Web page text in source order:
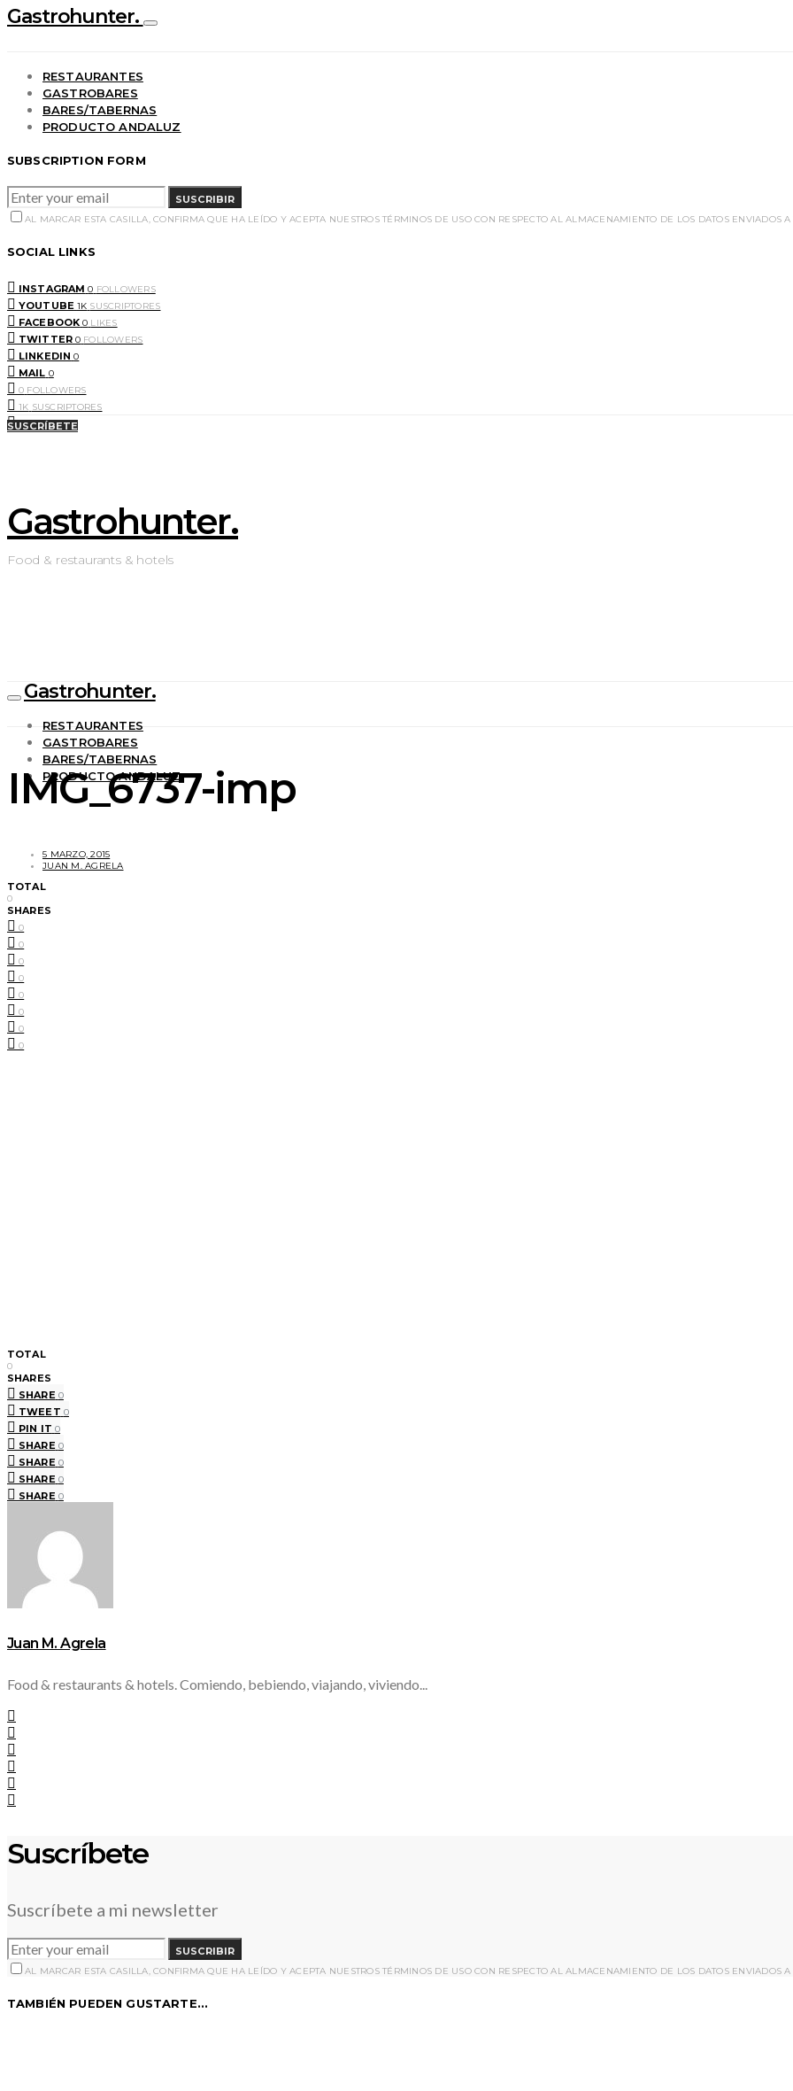
Gastrohunter.
RESTAURANTES
GASTROBARES
BARES/TABERNAS
PRODUCTO ANDALUZ
SUBSCRIPTION FORM
SUSCRIBIR
AL MARCAR ESTA CASILLA, CONFIRMA QUE HA LEÍDO Y ACEPTA NUESTROS TÉRMINOS DE USO CON RESPECTO AL ALMACENAMIENTO DE LOS DATOS ENVIADOS
SOCIAL LINKS
INSTAGRAM 0 FOLLOWERS
YOUTUBE 1K SUSCRIPTORES
FACEBOOK 0 LIKES
TWITTER 0 FOLLOWERS
LINKEDIN 0
MAIL 0
0 FOLLOWERS
1K SUSCRIPTORES
0 LIKES
SUSCRÍBETE
Gastrohunter.
Food & restaurants & hotels
Gastrohunter.
RESTAURANTES
GASTROBARES
BARES/TABERNAS
PRODUCTO ANDALUZ
IMG_6737-imp
5 MARZO, 2015
JUAN M. AGRELA
TOTAL
0
SHARES
0
0
0
0
0
0
0
0
TOTAL
0
SHARES
SHARE 0
TWEET 0
PIN IT 0
SHARE 0
SHARE 0
SHARE 0
SHARE 0
Juan M. Agrela
Food & restaurants & hotels. Comiendo, bebiendo, viajando, viviendo...
Suscríbete
Suscríbete a mi newsletter
SUSCRIBIR
AL MARCAR ESTA CASILLA, CONFIRMA QUE HA LEÍDO Y ACEPTA NUESTROS TÉRMINOS DE USO CON RESPECTO AL ALMACENAMIENTO DE LOS DATOS ENVIADOS
TAMBIÉN PUEDEN GUSTARTE...